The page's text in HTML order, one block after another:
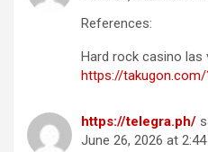
References:
Hard rock casino las
https://takugon.com/
https://telegra.ph/
June 26, 2026 at 2:44